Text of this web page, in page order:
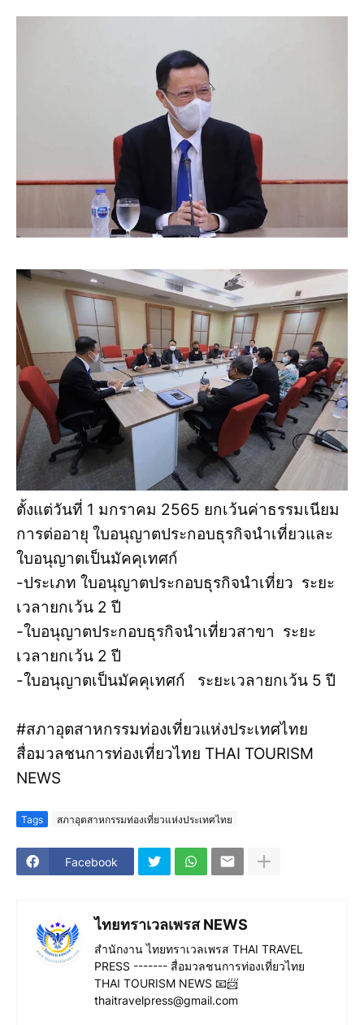
ตั้งแต่วันที่ 1 มกราคม 2565 ยกเว้นค่าธรรมเนียม
การต่ออายุ ใบอนุญาตประกอบธุรกิจนำเที่ยวและ
ใบอนุญาตเป็นมัคคุเทศก์
-ประเภท ใบอนุญาตประกอบธุรกิจนำเที่ยว ระยะ
เวลายกเว้น 2 ปี
-ใบอนุญาตประกอบธุรกิจนำเที่ยวสาขา ระยะ
เวลายกเว้น 2 ปี
-ใบอนุญาตเป็นมัคคุเทศก์ ระยะเวลายกเว้น 5 ปี
#สภาอุตสาหกรรมท่องเที่ยวแห่งประเทศไทย
สื่อมวลชนการท่องเที่ยวไทย THAI TOURISM
NEWS
Tags สภาอุตสาหกรรมท่องเที่ยวแห่งประเทศไทย
Facebook
ไทยทราเวลเพรส NEWS
สำนักงาน ไทยทราเวลเพรส THAI TRAVEL
PRESS ------- สื่อมวลชนการท่องเที่ยวไทย
THAI TOURISM NEWS 📧📨
thaitravelpress@gmail.com